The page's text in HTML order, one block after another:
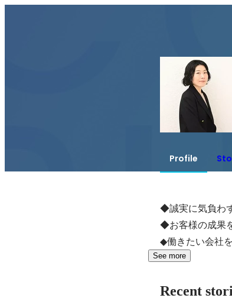
Profile
◆誠実に気負わ
◆お客様の成果
◆働きたい会社
See more
Recent